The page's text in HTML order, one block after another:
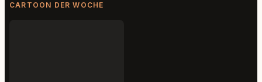
CARTOON DER WOCHE